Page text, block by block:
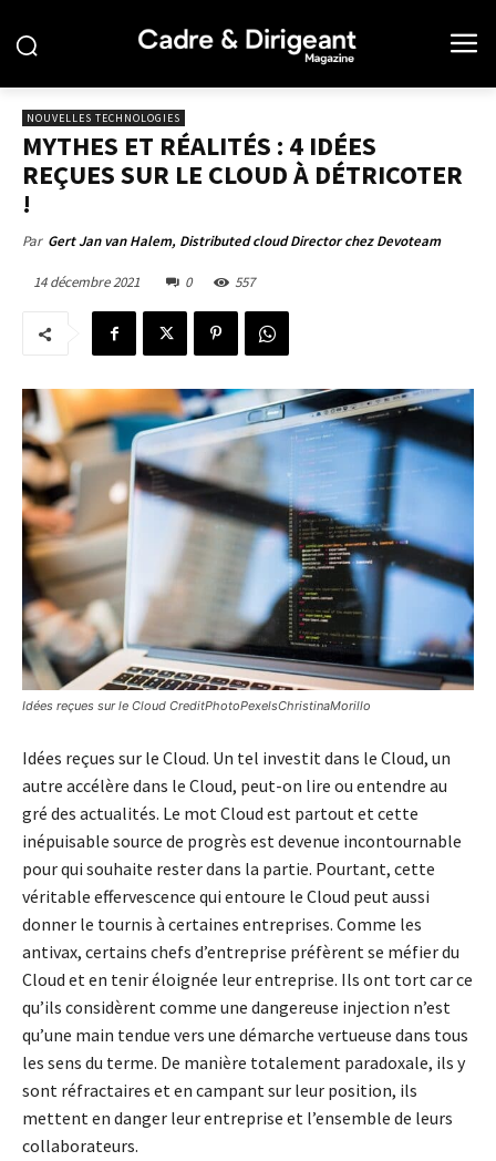
NOUVELLES TECHNOLOGIES
MYTHES ET RÉALITÉS : 4 IDÉES
REÇUES SUR LE CLOUD À DÉTRICOTER
!
Par Gert Jan van Halem, Distributed cloud Director chez Devoteam
14 décembre 2021 0 557
Idées reçues sur le Cloud CreditPhotoPexelsChristinaMorillo
Idées reçues sur le Cloud. Un tel investit dans le Cloud, un
autre accélère dans le Cloud, peut-on lire ou entendre au
gré des actualités. Le mot Cloud est partout et cette
inépuisable source de progrès est devenue incontournable
pour qui souhaite rester dans la partie. Pourtant, cette
véritable effervescence qui entoure le Cloud peut aussi
donner le tournis à certaines entreprises. Comme les
antivax, certains chefs d’entreprise préfèrent se méfier du
Cloud et en tenir éloignée leur entreprise. Ils ont tort car ce
qu’ils considèrent comme une dangereuse injection n’est
qu’une main tendue vers une démarche vertueuse dans tous
les sens du terme. De manière totalement paradoxale, ils y
sont réfractaires et en campant sur leur position, ils
mettent en danger leur entreprise et l’ensemble de leurs
collaborateurs.